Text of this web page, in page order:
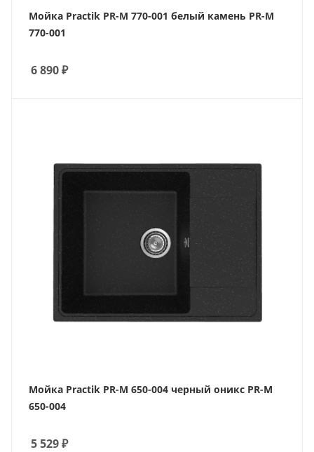
Мойка Practik PR-M 770-001 белый камень PR-M
770-001
6 890₽
Мойка Practik PR-M 650-004 черный оникс PR-M
650-004
5 529₽